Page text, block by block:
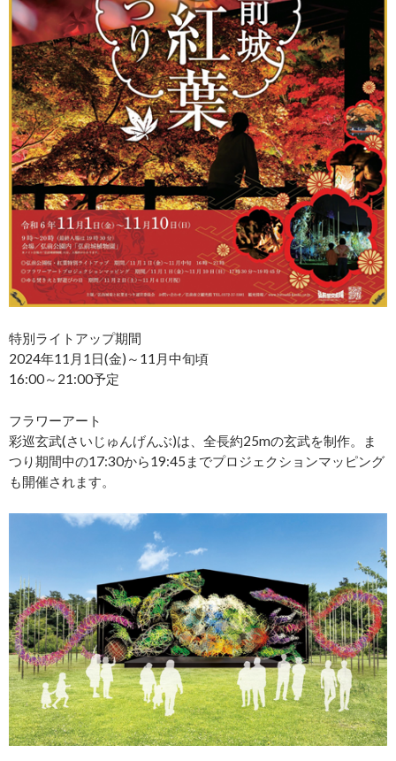
特別ライトアップ期間
2024年11月1日(金)～11月中旬頃
16:00～21:00予定
フラワーアート
彩巡玄武(さいじゅんげんぶ)は、全長約25mの玄武を制作。ま
つり期間中の17:30から19:45までプロジェクションマッピング
も開催されます。